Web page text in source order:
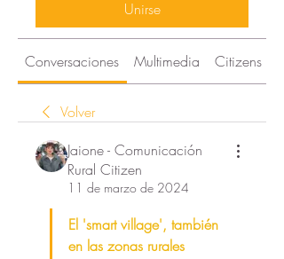
Unirse
Conversaciones Multimedia Citizens
Volver
Jaione - Comunicación
Rural Citizen
11 de marzo de 2024
El 'smart village', también
en las zonas rurales